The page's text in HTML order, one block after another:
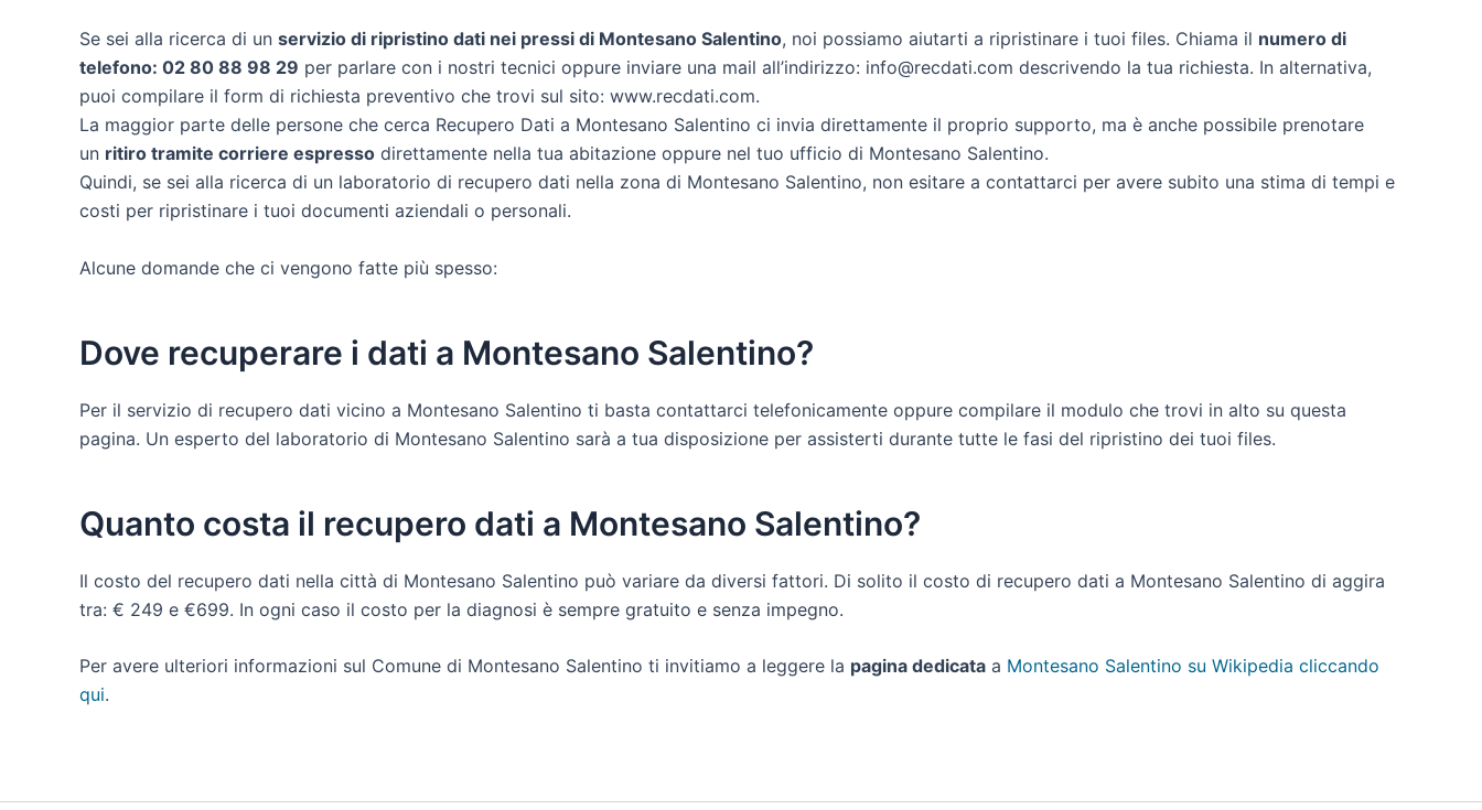
Se sei alla ricerca di un servizio di ripristino dati nei pressi di Montesano Salentino, noi possiamo aiutarti a ripristinare i tuoi files. Chiama il numero di
telefono: 02 80 88 98 29 per parlare con i nostri tecnici oppure inviare una mail all’indirizzo: info@recdati.com descrivendo la tua richiesta. In alternativa,
puoi compilare il form di richiesta preventivo che trovi sul sito: www.recdati.com.
La maggior parte delle persone che cerca Recupero Dati a Montesano Salentino ci invia direttamente il proprio supporto, ma è anche possibile prenotare
un ritiro tramite corriere espresso direttamente nella tua abitazione oppure nel tuo ufficio di Montesano Salentino.
Quindi, se sei alla ricerca di un laboratorio di recupero dati nella zona di Montesano Salentino, non esitare a contattarci per avere subito una stima di tempi e
costi per ripristinare i tuoi documenti aziendali o personali.
Alcune domande che ci vengono fatte più spesso:
Dove recuperare i dati a Montesano Salentino?
Per il servizio di recupero dati vicino a Montesano Salentino ti basta contattarci telefonicamente oppure compilare il modulo che trovi in alto su questa
pagina. Un esperto del laboratorio di Montesano Salentino sarà a tua disposizione per assisterti durante tutte le fasi del ripristino dei tuoi files.
Quanto costa il recupero dati a Montesano Salentino?
Il costo del recupero dati nella città di Montesano Salentino può variare da diversi fattori. Di solito il costo di recupero dati a Montesano Salentino di aggira
tra: € 249 e €699. In ogni caso il costo per la diagnosi è sempre gratuito e senza impegno.
Per avere ulteriori informazioni sul Comune di Montesano Salentino ti invitiamo a leggere la pagina dedicata a Montesano Salentino su Wikipedia cliccando
qui.